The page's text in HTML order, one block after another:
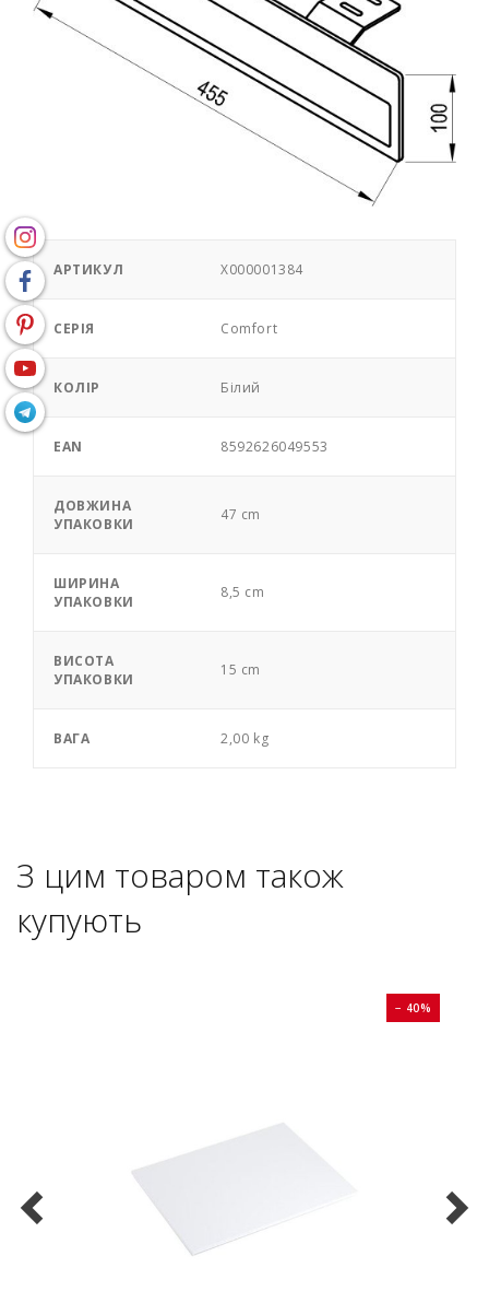
АРТИКУЛ X000001384
СЕРІЯ Comfort
КОЛІР Білий
EAN 8592626049553
ДОВЖИНА
УПАКОВКИ
47 cm
ШИРИНА
УПАКОВКИ
8,5 cm
ВИСОТА
УПАКОВКИ
15 cm
ВАГА 2,00 kg
З цим товаром також
купують
− 40%